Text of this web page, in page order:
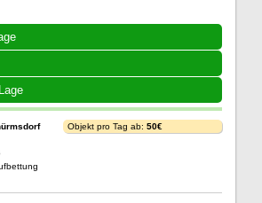
Objekt pro Tag ab: 50€